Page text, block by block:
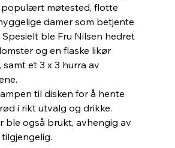
møtested, flotte
damer som betjente
ble Fru Nilsen hedret
og en flaske likør
samt et 3 x 3 hurra av
til disken for å hente
i rikt utvalg og drikke.
ble også brukt, avhengig av